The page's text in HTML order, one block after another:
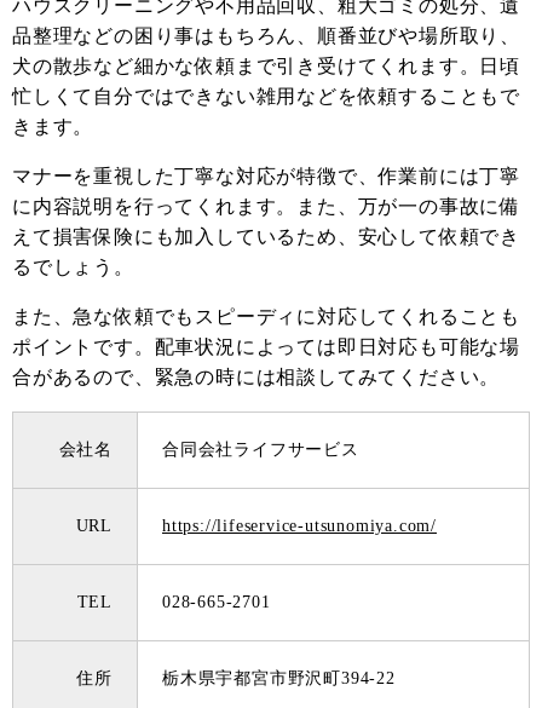
ハウスクリーニングや不用品回収、粗大ゴミの処分、遺
品整理などの困り事はもちろん、順番並びや場所取り、
犬の散歩など細かな依頼まで引き受けてくれます。日頃
忙しくて自分ではできない雑用などを依頼することもで
きます。
マナーを重視した丁寧な対応が特徴で、作業前には丁寧
に内容説明を行ってくれます。また、万が一の事故に備
えて損害保険にも加入しているため、安心して依頼でき
るでしょう。
また、急な依頼でもスピーディに対応してくれることも
ポイントです。配車状況によっては即日対応も可能な場
合があるので、緊急の時には相談してみてください。
会社名 合同会社ライフサービス
URL https://lifeservice-utsunomiya.com/
TEL 028-665-2701
住所 栃木県宇都宮市野沢町394-22